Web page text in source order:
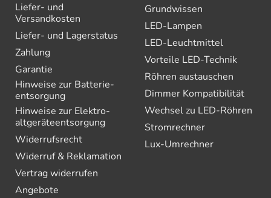
Liefer- und
Versandkosten
Liefer- und Lagerstatus
Zahlung
Garantie
Hinweise zur Batterie­
entsorgung
Hinweise zur Elektro­
altgeräte­entsorgung
Widerrufsrecht
Widerruf & Reklamation
Vertrag widerrufen
Angebote
Grundwissen
LED-Lampen
LED-Leuchtmittel
Vorteile LED-Technik
Röhren austauschen
Dimmer Kompatibilität
Wechsel zu LED-Röhren
Stromrechner
Lux-Umrechner